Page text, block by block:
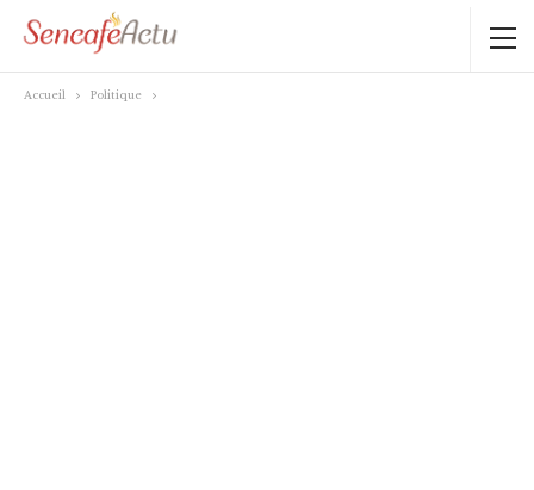
Accueil Politique